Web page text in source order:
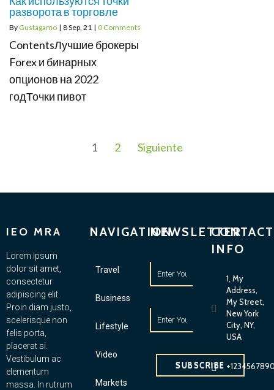
разворота в торговле
By Gustagamo | 8Sep, 21 | 0 Comments
ContentsЛучшие брокеры
Forex и бинарных
опционов на 2022
годТочки пивот
1 2 Siguiente
IEO MRA
Lorem ipsum
dolor sit amet,
consectetur
adipiscing elit.
Proin diam justo,
scelerisque non
felis porta,
placerat si.
Vestibulum ac
elementum
massa. In rutrum
NAVIGATION
Travel
Business
Lifestyle
Video
Markets
NEWSLETTER
SUBSCRIBE
CONTACT
INFO
1, My
Address,
My Street,
New York
City, NY,
USA